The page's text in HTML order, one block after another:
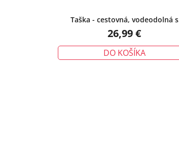
Taška - cestovná, vodeodolná s
priehradkou na PC, zelená
26,99 €
DO KOŠÍKA